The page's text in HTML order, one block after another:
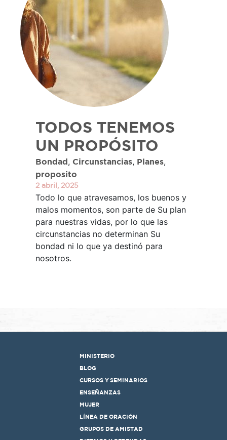
TODOS TENEMOS
UN PROPÓSITO
Bondad , Circunstancias, Planes,
proposito
2 abril, 2025
Todo lo que atravesamos, los buenos y
malos momentos, son parte de Su plan
para nuestras vidas, por lo que las
circunstancias no determinan Su
bondad ni lo que ya destinó para
nosotros.
MINISTERIO
BLOG
CURSOS Y SEMINARIOS
ENSEÑANZAS
MUJER
LÍNEA DE ORACIÓN
GRUPOS DE AMISTAD